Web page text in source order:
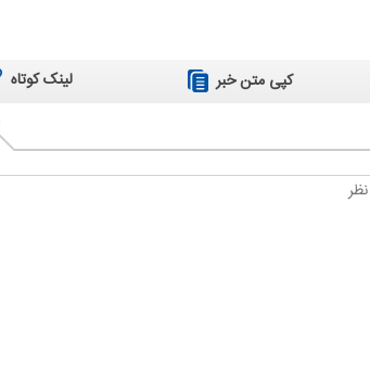
کپی متن خبر لینک کوتاه